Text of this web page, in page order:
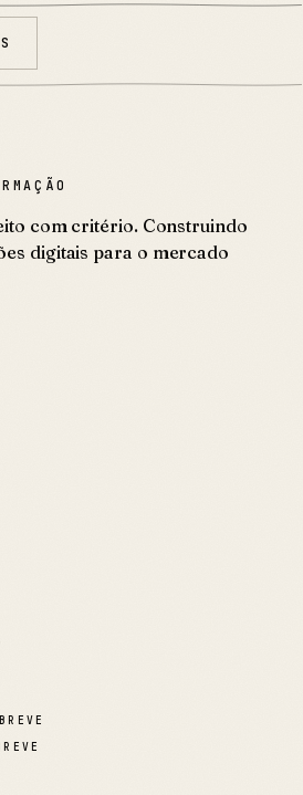
com critério. Construindo
digitais para o mercado